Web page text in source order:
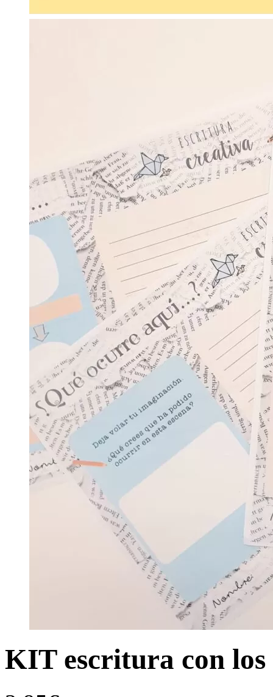
KIT escritura con los